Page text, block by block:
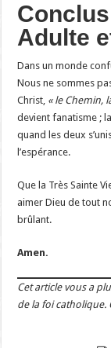
Adulte
Dans un monde
Nous ne sommes
Christ, « le Chemin,
devient fanatisme ;
quand les deux
l’espérance.
Que la Très Sainte
aimer Dieu de tout
brûlant.
Amen.
Cet article vous a
de la foi catholique.